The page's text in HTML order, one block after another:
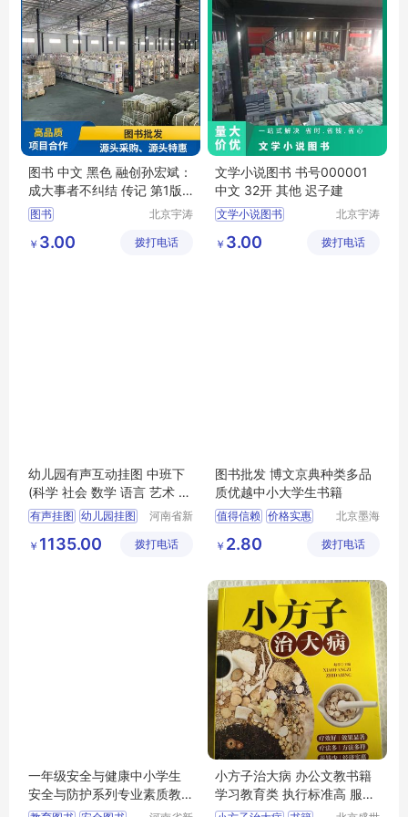
图书 中文 黑色 融创孙宏斌：
成大事者不纠结 传记 第1版
纸质
图书
北京宇涛
传播有限
￥ 3.00 拨打电话
文学小说图书 书号000001
中文 32开 其他 迟子建
文学小说图书
北京宇涛
传播有限
￥ 3.00 拨打电话
幼儿园有声互动挂图 中班下
(科学 社会 数学 语言 艺术 健
康)
有声挂图 幼儿园挂图
互动挂图
河南省新
区工业园
￥ 1135.00 拨打电话
图书批发 博文京典种类多品
质优越中小大学生书籍
值得信赖 价格实惠
北京墨海
有限公司
￥ 2.80 拨打电话
一年级安全与健康中小学生
安全与防护系列专业素质教
育图书
小方子治大病 办公文教书籍
学习教育类 执行标准高 服务
热情